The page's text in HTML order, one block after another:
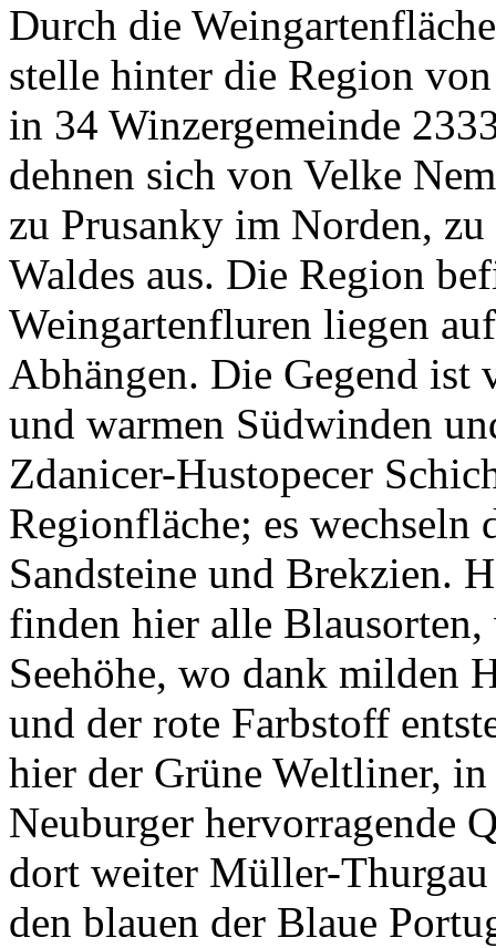
Durch die
stelle hinter die Region
in 34 Winzergemeinde
dehnen sich von Velke
zu Prusanky im Norden,
Waldes aus. Die Region
Weingartenfluren liegen
Abhängen. Die Gegend ist
und warmen Südwinden
Zdanicer-Hustopecer
Regionfläche; es
Sandsteine und Brekzien.
finden hier alle
Seehöhe, wo dank milden
und der rote Farbstoff
hier der Grüne Weltliner,
Neuburger hervorragende
dort weiter Müller-
den blauen der Blaue